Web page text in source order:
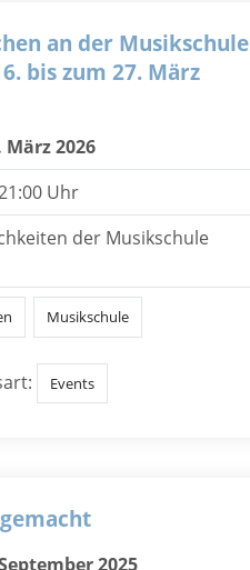
an der Musikschule
bis zum 27. März
März 2026
Uhr
der Musikschule
Musikschule
Events
2025